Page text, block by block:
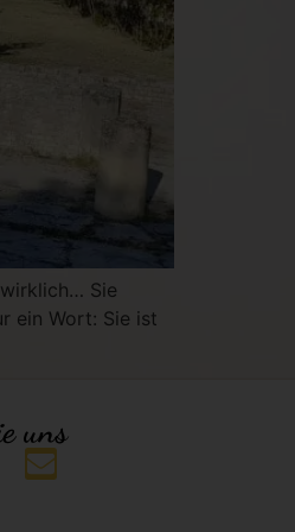
Sie
ein Wort: Sie ist
uns